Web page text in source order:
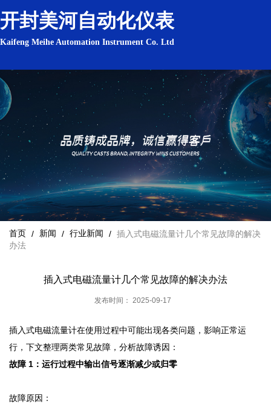
开封美河自动化仪表
Kaifeng Meihe Automation Instrument Co. Ltd
首页 / 新闻 / 行业新闻 / 插入式电磁流量计几个常见故障的解决
办法
插入式电磁流量计几个常见故障的解决办法
发布时间： 2025-09-17
插入式电磁流量计在使用过程中可能出现各类问题，影响正常运
行，下文整理两类常见故障，分析故障诱因：
故障 1：运行过程中输出信号逐渐减少或归零
故障原因：